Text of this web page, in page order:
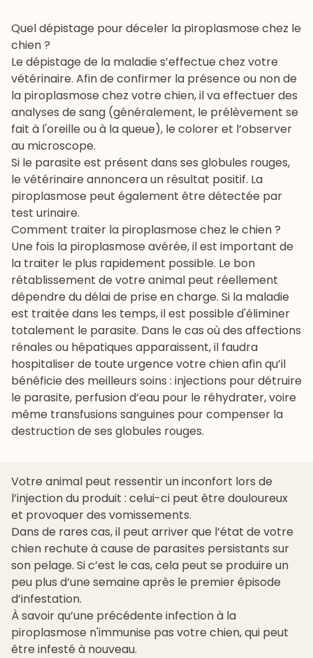
Quel dépistage pour déceler la piroplasmose chez le
chien ?
Le dépistage de la maladie s’effectue chez votre
vétérinaire. Afin de confirmer la présence ou non de
la piroplasmose chez votre chien, il va effectuer des
analyses de sang (généralement, le prélèvement se
fait à l'oreille ou à la queue), le colorer et l’observer
au microscope.
Si le parasite est présent dans ses globules rouges,
le vétérinaire annoncera un résultat positif. La
piroplasmose peut également être détectée par
test urinaire.
Comment traiter la piroplasmose chez le chien ?
Une fois la piroplasmose avérée, il est important de
la traiter le plus rapidement possible. Le bon
rétablissement de votre animal peut réellement
dépendre du délai de prise en charge. Si la maladie
est traitée dans les temps, il est possible d'éliminer
totalement le parasite. Dans le cas où des affections
rénales ou hépatiques apparaissent, il faudra
hospitaliser de toute urgence votre chien afin qu’il
bénéficie des meilleurs soins : injections pour détruire
le parasite, perfusion d’eau pour le réhydrater, voire
même transfusions sanguines pour compenser la
destruction de ses globules rouges.
Votre animal peut ressentir un inconfort lors de
l’injection du produit : celui-ci peut être douloureux
et provoquer des vomissements.
Dans de rares cas, il peut arriver que l’état de votre
chien rechute à cause de parasites persistants sur
son pelage. Si c’est le cas, cela peut se produire un
peu plus d’une semaine après le premier épisode
d’infestation.
À savoir qu’une précédente infection à la
piroplasmose n'immunise pas votre chien, qui peut
être infesté à nouveau.